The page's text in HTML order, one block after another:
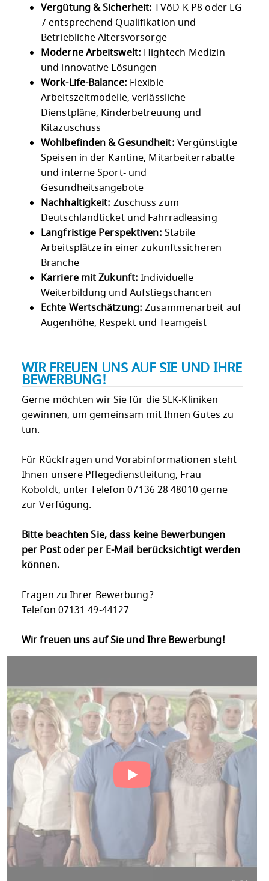
Vergütung & Sicherheit: TVöD-K P8 oder EG
7 entsprechend Qualifikation und
Betriebliche Altersvorsorge
Moderne Arbeitswelt: Hightech-Medizin
und innovative Lösungen
Work-Life-Balance: Flexible
Arbeitszeitmodelle, verlässliche
Dienstpläne, Kinderbetreuung und
Kitazuschuss
Wohlbefinden & Gesundheit: Vergünstigte
Speisen in der Kantine, Mitarbeiterrabatte
und interne Sport- und
Gesundheitsangebote
Nachhaltigkeit: Zuschuss zum
Deutschlandticket und Fahrradleasing
Langfristige Perspektiven: Stabile
Arbeitsplätze in einer zukunftssicheren
Branche
Karriere mit Zukunft: Individuelle
Weiterbildung und Aufstiegschancen
Echte Wertschätzung: Zusammenarbeit auf
Augenhöhe, Respekt und Teamgeist
WIR FREUEN UNS AUF SIE UND IHRE
BEWERBUNG!
Gerne möchten wir Sie für die SLK-Kliniken
gewinnen, um gemeinsam mit Ihnen Gutes zu
tun.
Für Rückfragen und Vorabinformationen steht
Ihnen unsere Pflegedienstleitung, Frau
Koboldt, unter Telefon 07136 28 48010 gerne
zur Verfügung.
Bitte beachten Sie, dass keine Bewerbungen
per Post oder per E-Mail berücksichtigt werden
können.
Fragen zu Ihrer Bewerbung?
Telefon 07131 49-44127
Wir freuen uns auf Sie und Ihre Bewerbung!